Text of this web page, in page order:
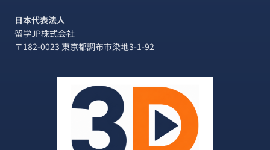
日本代表法人
留学JP株式会社
〒182-0023 東京都調布市染地3-1-92